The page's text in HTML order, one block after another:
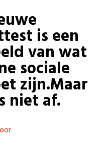
lid
is een
van wat
sociale
zijn.Maar
niet af.